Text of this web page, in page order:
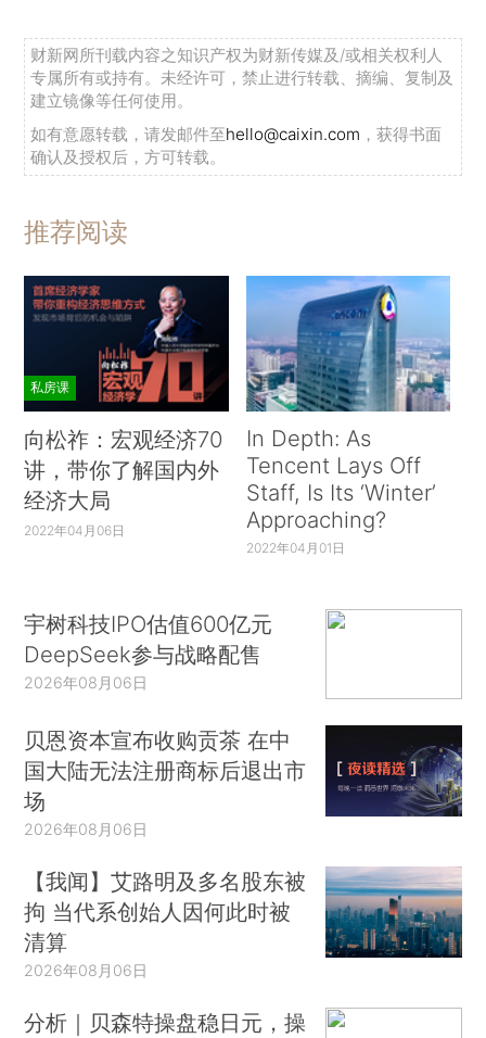
财新网所刊载内容之知识产权为财新传媒及/或相关权利人
专属所有或持有。未经许可，禁止进行转载、摘编、复制及
建立镜像等任何使用。
如有意愿转载，请发邮件至hello@caixin.com ，获得书面
确认及授权后，方可转载。
推荐阅读
私房课
向松祚：宏观经济70
讲，带你了解国内外
经济大局
2022年04月06日
In Depth: As
Tencent Lays Off
Staff, Is Its ‘Winter’
Approaching?
2022年04月01日
宇树科技IPO估值600亿元
DeepSeek参与战略配售
2026年08月06日
贝恩资本宣布收购贡茶 在中
国大陆无法注册商标后退出市
场
2026年08月06日
【我闻】艾路明及多名股东被
拘 当代系创始人因何此时被
清算
2026年08月06日
分析｜贝森特操盘稳日元，操